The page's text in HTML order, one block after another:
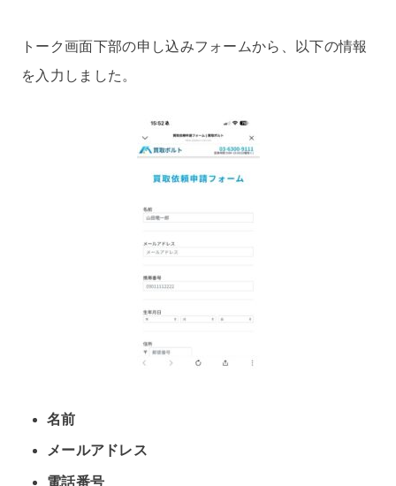
トーク画面下部の申し込みフォームから、以下の情報
を入力しました。
名前
メールアドレス
電話番号